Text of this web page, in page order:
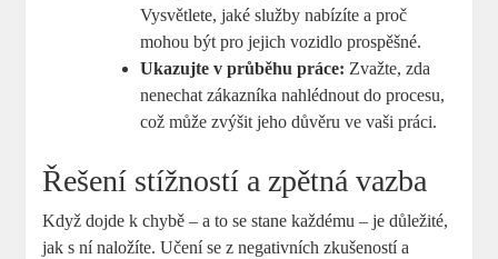
Vysvětlete, jaké služby nabízíte a proč
mohou být pro ⁤jejich vozidlo ‌prospěšné.
Ukazujte v průběhu práce: Zvažte, zda
nenechat zákazníka nahlédnout do procesu,
což může⁢ zvýšit jeho důvěru⁣ ve⁣ vaši práci.
Řešení stížností a zpětná vazba
Když dojde ‌k chybě ​– a to se stane každému –⁣ je důležité,
jak s ní naložíte. Učení se⁢ z negativních zkušeností​ a